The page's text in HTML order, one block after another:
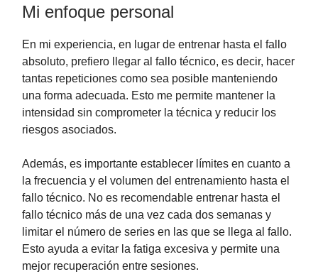
Mi enfoque personal
En mi experiencia, en lugar de entrenar hasta el fallo
absoluto, prefiero llegar al fallo técnico, es decir, hacer
tantas repeticiones como sea posible manteniendo
una forma adecuada. Esto me permite mantener la
intensidad sin comprometer la técnica y reducir los
riesgos asociados.
Además, es importante establecer límites en cuanto a
la frecuencia y el volumen del entrenamiento hasta el
fallo técnico. No es recomendable entrenar hasta el
fallo técnico más de una vez cada dos semanas y
limitar el número de series en las que se llega al fallo.
Esto ayuda a evitar la fatiga excesiva y permite una
mejor recuperación entre sesiones.